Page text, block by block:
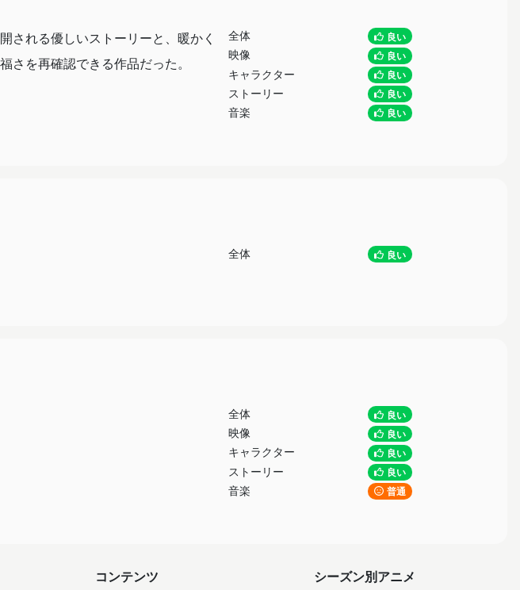
全体 良い
映像 良い
キャラクター 良い
ストーリー 良い
音楽 良い
される優しいストーリーと、暖かく
さを再確認できる作品だった。
全体 良い
全体 良い
映像 良い
キャラクター 良い
ストーリー 良い
音楽 普通
コンテンツ シーズン別アニメ